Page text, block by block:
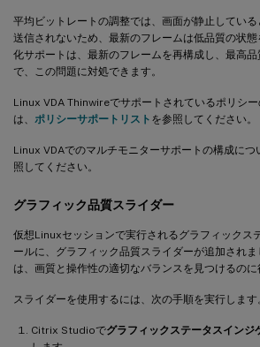
平均ビットレートの調整では、画面が静止してい
送信されないため、最新のフレームは低品質の状
化サポートは、最新のフレームを再構成し、最高
で、この問題に対処できます。
Linux VDA Thinwireでサポートされているポリシ
は、 ポリシーサポートリスト を参照してください。
Linux VDAでのマルチモニターサポートの構成につ
照してください。
グラフィック品質スライダー
仮想Linuxセッションで実行されるグラフィックス
ールに、グラフィック品質スライダーが追加され
は、画質と操作性の適切なバランスを見つけるのに
スライダーを使用するには、次の手順を実行します
Citrix Studioでグラフィックステータスインジ